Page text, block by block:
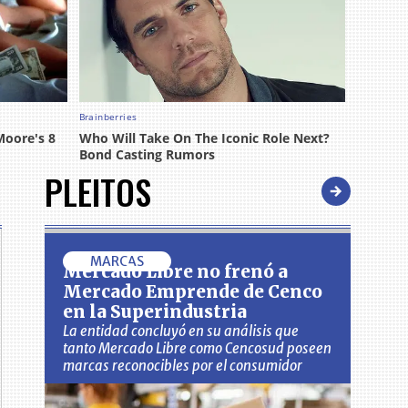
PLEITOS
MARCAS
Mercado Libre no frenó a
Mercado Emprende de Cenco
en la Superindustria
La entidad concluyó en su análisis que
tanto Mercado Libre como Cencosud poseen
marcas reconocibles por el consumidor